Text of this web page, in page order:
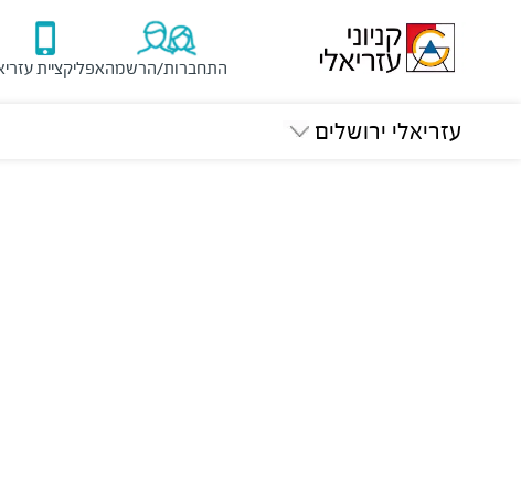
התחברות/הרשמהאפליקציית
עזריאלי ירושלים